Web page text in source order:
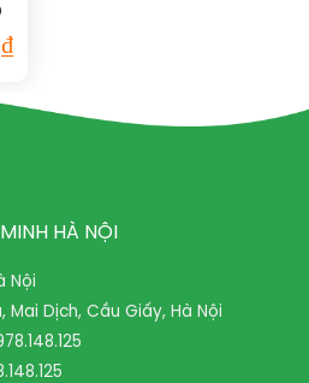
₫
HÀ NỘI
Nội
Mai Dịch, Cầu Giấy, Hà Nội